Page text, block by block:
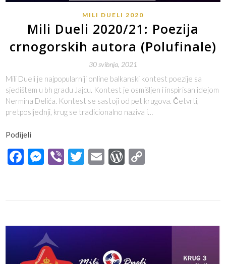
MILI DUELI 2020
Mili Dueli 2020/21: Poezija
crnogorskih autora (Polufinale)
30 svibnja, 2021
Mili Dueli je najpopularniji online balkanski kontest poezije sa
sjedištem u bh gradu Jajcu. Kontest je osmišljen i inspirisan idejom
Nermina Delića. Kontest se sastoji od pet krugova. Četvrti,
pretposljednji, krug se tradicionalno naziva i…
Podijeli
Facebook
Messenger
ViberTwitter
EmailWordPress